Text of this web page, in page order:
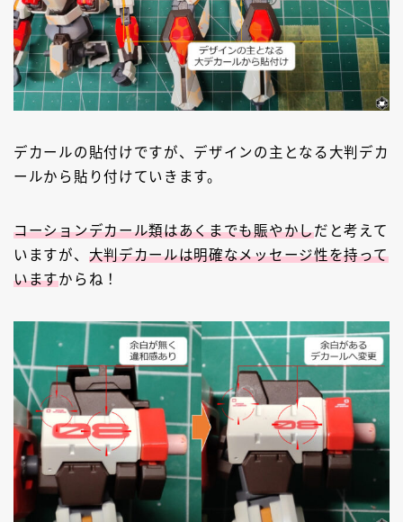
デカールの貼付けですが、デザインの主となる大判デカ
ールから貼り付けていきます。
コーションデカール類はあくまでも賑やかしだと考えて
いますが、 大判デカールは明確なメッセージ性を持って
いますからね！